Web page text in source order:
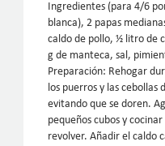
Ingredientes (para 4/6
blanca), 2 papas
caldo de pollo, ½ litro de
g de manteca, sal,
Preparación: Rehogar
los puerros y las cebollas
evitando que se doren.
pequeños cubos y
revolver. Añadir el caldo